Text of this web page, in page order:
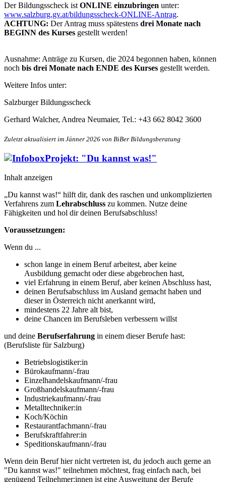
Der Bildungsscheck ist ONLINE einzubringen unter:
www.salzburg.gv.at/bildungsscheck-ONLINE-Antrag.
ACHTUNG: Der Antrag muss spätestens drei Monate nach
BEGINN des Kurses gestellt werden!
Ausnahme: Anträge zu Kursen, die 2024 begonnen haben, können
noch bis drei Monate nach ENDE des Kurses gestellt werden.
Weitere Infos unter:
Salzburger Bildungsscheck
Gerhard Walcher, Andrea Neumaier, Tel.: +43 662 8042 3600
Zuletzt aktualisiert im Jänner 2026 von BiBer Bildungsberatung
Projekt: "Du kannst was!"
Inhalt anzeigen
„Du kannst was!“ hilft dir, dank des raschen und unkomplizierten
Verfahrens zum Lehrabschluss zu kommen. Nutze deine
Fähigkeiten und hol dir deinen Berufsabschluss!
Voraussetzungen:
Wenn du ...
schon lange in einem Beruf arbeitest, aber keine
Ausbildung gemacht oder diese abgebrochen hast,
viel Erfahrung in einem Beruf, aber keinen Abschluss hast,
deinen Berufsabschluss im Ausland gemacht haben und
dieser in Österreich nicht anerkannt wird,
mindestens 22 Jahre alt bist,
deine Chancen im Berufsleben verbessern willst
und deine Berufserfahrung in einem dieser Berufe hast:
(Berufsliste für Salzburg)
Betriebslogistiker:in
Bürokaufmann/-frau
Einzelhandelskaufmann/-frau
Großhandelskaufmann/-frau
Industriekaufmann/-frau
Metalltechniker:in
Koch/Köchin
Restaurantfachmann/-frau
Berufskraftfahrer:in
Speditionskaufmann/-frau
Wenn dein Beruf hier nicht vertreten ist, du jedoch auch gerne an
"Du kannst was!" teilnehmen möchtest, frag einfach nach, bei
genügend Teilnehmer:innen ist eine Ausweitung der Berufe